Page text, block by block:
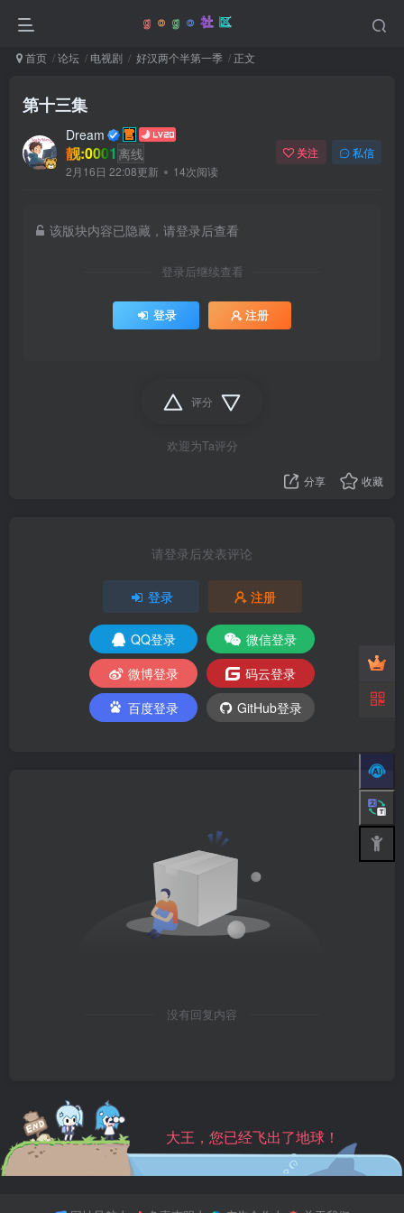
首页 论坛 电视剧 好汉两个半第一季 正文
第十三集
Dream
靓:0001 离线
2月16日 22:08更新 14次阅读
关注 私信
该版块内容已隐藏，请登录后查看
登录后继续查看
登录 注册
评分
欢迎为Ta评分
分享 收藏
请登录后发表评论
登录 注册
QQ登录
微信登录
微博登录
码云登录
百度登录
GitHub登录
没有回复内容
大王，您已经飞出了地球！